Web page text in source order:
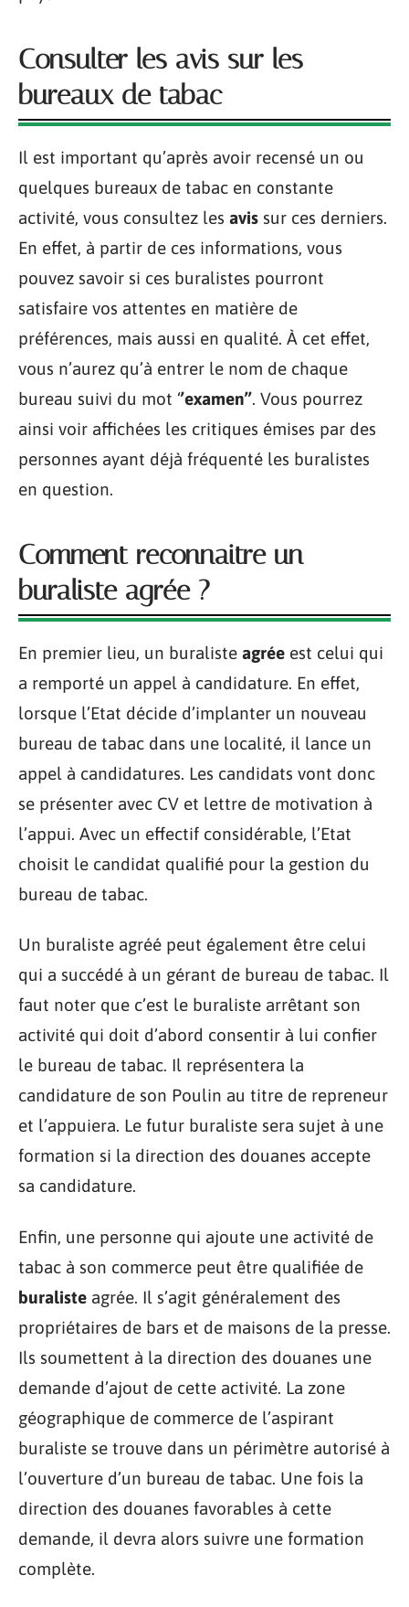
Consulter les avis sur les
bureaux de tabac
Il est important qu’après avoir recensé un ou
quelques bureaux de tabac en constante
activité, vous consultez les avis sur ces derniers.
En effet, à partir de ces informations, vous
pouvez savoir si ces buralistes pourront
satisfaire vos attentes en matière de
préférences, mais aussi en qualité. À cet effet,
vous n’aurez qu’à entrer le nom de chaque
bureau suivi du mot ‘’examen’’. Vous pourrez
ainsi voir affichées les critiques émises par des
personnes ayant déjà fréquenté les buralistes
en question.
Comment reconnaitre un
buraliste agrée ?
En premier lieu, un buraliste agrée est celui qui
a remporté un appel à candidature. En effet,
lorsque l’Etat décide d’implanter un nouveau
bureau de tabac dans une localité, il lance un
appel à candidatures. Les candidats vont donc
se présenter avec CV et lettre de motivation à
l’appui. Avec un effectif considérable, l’Etat
choisit le candidat qualifié pour la gestion du
bureau de tabac.
Un buraliste agréé peut également être celui
qui a succédé à un gérant de bureau de tabac. Il
faut noter que c’est le buraliste arrêtant son
activité qui doit d’abord consentir à lui confier
le bureau de tabac. Il représentera la
candidature de son Poulin au titre de repreneur
et l’appuiera. Le futur buraliste sera sujet à une
formation si la direction des douanes accepte
sa candidature.
Enfin, une personne qui ajoute une activité de
tabac à son commerce peut être qualifiée de
buraliste agrée. Il s’agit généralement des
propriétaires de bars et de maisons de la presse.
Ils soumettent à la direction des douanes une
demande d’ajout de cette activité. La zone
géographique de commerce de l’aspirant
buraliste se trouve dans un périmètre autorisé à
l’ouverture d’un bureau de tabac. Une fois la
direction des douanes favorables à cette
demande, il devra alors suivre une formation
complète.